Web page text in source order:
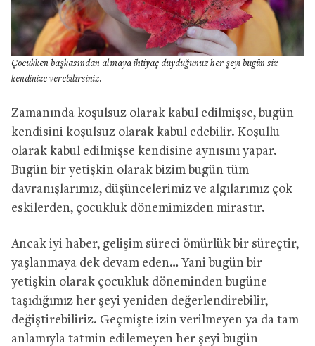
Çocukken başkasından almaya ihtiyaç duyduğunuz her şeyi bugün siz
kendinize verebilirsiniz.
Zamanında koşulsuz olarak kabul edilmişse, bugün
kendisini koşulsuz olarak kabul edebilir. Koşullu
olarak kabul edilmişse kendisine aynısını yapar.
Bugün bir yetişkin olarak bizim bugün tüm
davranışlarımız, düşüncelerimiz ve algılarımız çok
eskilerden, çocukluk dönemimizden mirastır.
Ancak iyi haber, gelişim süreci ömürlük bir süreçtir,
yaşlanmaya dek devam eden… Yani bugün bir
yetişkin olarak çocukluk döneminden bugüne
taşıdığımız her şeyi yeniden değerlendirebilir,
değiştirebiliriz. Geçmişte izin verilmeyen ya da tam
anlamıyla tatmin edilemeyen her şeyi bugün